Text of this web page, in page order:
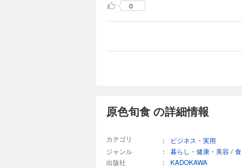
0
原色旬食 の詳細情報
カテゴリ ：
ビジネス・実用
ジャンル
： 暮らし・健康・美容 /
出版社
：
KADOKAWA